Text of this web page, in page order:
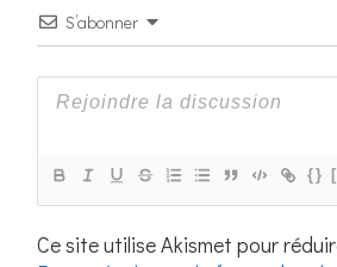
S’abonner
{}
Ce site utilise Akismet pour